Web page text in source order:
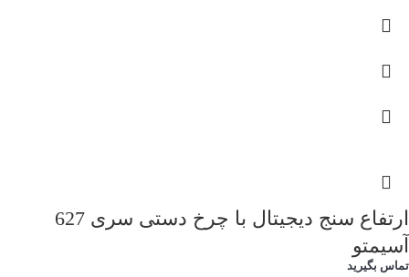
ارتفاع سنج دیجیتال با چرخ دستی سری 627
آسیمتو
تماس بگیرید